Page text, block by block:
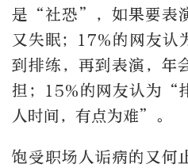
是“社恐”，如果要表
又失眠；17%的网友认
到排练，再到表演，年
担；15%的网友认为“
人时间，有点为难”。
饱受职场人诟病的又何